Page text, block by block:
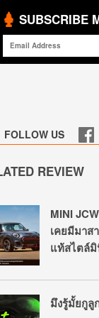
SUBSCRIBE
FOLLOW US
REVIEW
MINI
เคยมีมาส
แท้สไตล์
มึงรู้มั้ยกูลู